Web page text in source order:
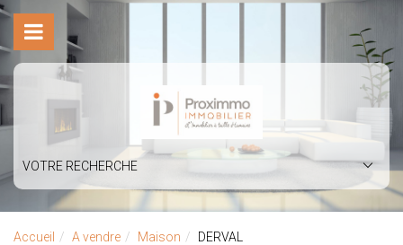
VOTRE RECHERCHE
Accueil A vendre Maison DERVAL